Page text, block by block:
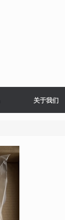
关于我们